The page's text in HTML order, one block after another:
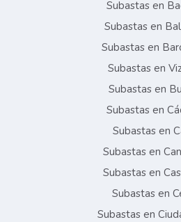
Subastas en
Subastas en
Subastas en
Subastas en
Subastas en
Subastas en
Subastas en
Subastas en
Subastas en
Subastas en
Subastas en